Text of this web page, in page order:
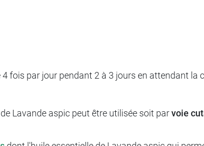
4 fois par jour pendant 2 à 3 jours en attendant la
Lavande aspic peut être utilisée soit parvoie